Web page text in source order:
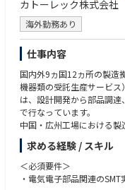
【組織ミッション】
銅製錬所等生産現場で必要
【組織構成】
金属事業カンパニー製錬
部、貴金属部のいずれかに
〇貴金属部トレーディン
※20代、30代、40代と各
【該当事業に関連する紹介
カトーレック株式会社
海外勤務あり
仕事内容
国内外9ヵ国12ヵ所の製造
機器類の受託生産サービ
は、設計開発から部品調
で行なっています。
中国・広州工場における
たします。
【主な業務内容】
●SMT実装部門あるいは組
求める経験 / スキル
＜必
・電気電子部品関連のSMT